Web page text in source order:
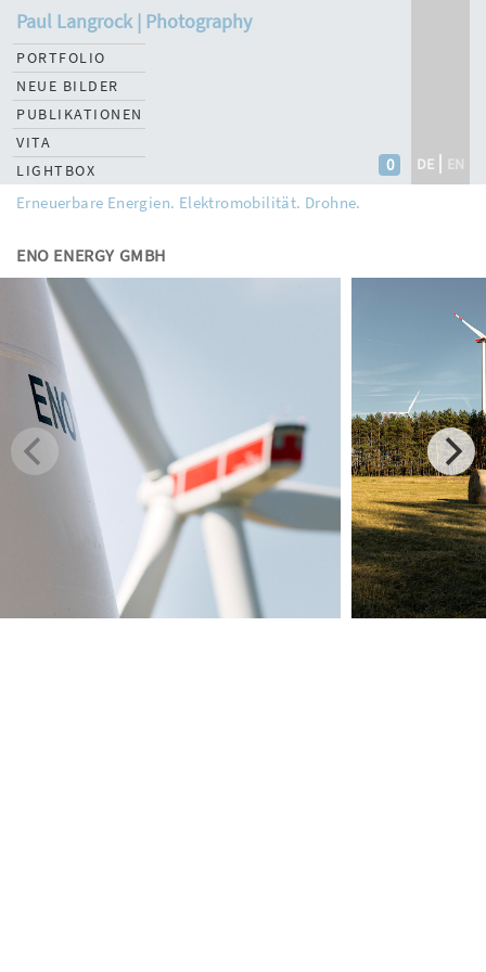
Paul Langrock | Photography
DE EN
0
PORTFOLIO
NEUE BILDER
PUBLIKATIONEN
VITA
LIGHTBOX
Erneuerbare Energien. Elektromobilität. Drohne.
ENO ENERGY GMBH